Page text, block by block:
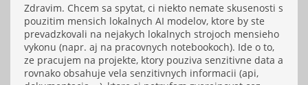
Zdravim. Chcem sa spytat, ci niekto nemate skusenosti s
pouzitim mensich lokalnych AI modelov, ktore by ste
prevadzkovali na nejakych lokalnych strojoch mensieho
vykonu (napr. aj na pracovnych notebookoch). Ide o to,
ze pracujem na projekte, ktory pouziva senzitivne data a
rovnako obsahuje vela senzitivnych informacii (api,